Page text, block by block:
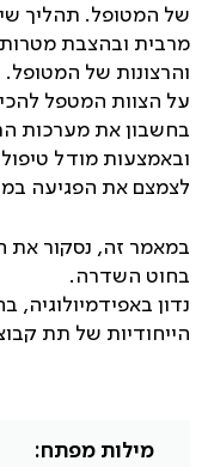
של המטופל. תהליך
מרבית ובהצבת
והרצונות של המטופל.
על הצוות המטפל
בחשבון את מערכות
ובאמצעות מודל
לצמצם את הפגיעה
במאמר זה, נסקור את
בחוט השדרה.
נדון באפידמיולוגיה,
הייחודיות של תת
מילות מפתח: